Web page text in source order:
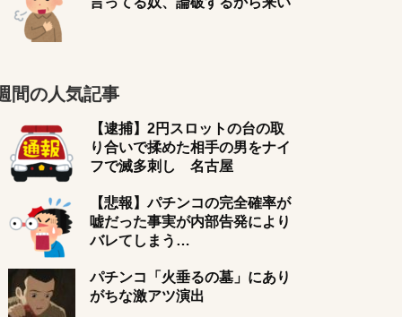
間の人気記事
【逮捕】2円スロットの台の取
り合いで揉めた相手の男をナイ
フで滅多刺し 名古屋
【悲報】パチンコの完全確率が
嘘だった事実が内部告発により
バレてしまう…
パチンコ「火垂るの墓」にあり
がちな激アツ演出